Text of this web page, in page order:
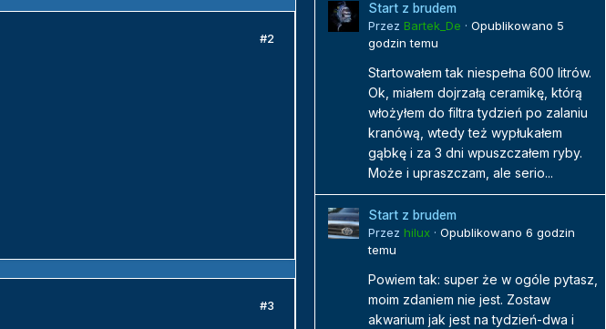
#2
#3
Start z brudem
Przez Bartek_De · Opublikowano 5
godzin temu
Startowałem tak niespełna 600 litrów.
Ok, miałem dojrzałą ceramikę, którą
włożyłem do filtra tydzień po zalaniu
kranówą, wtedy też wypłukałem
gąbkę i za 3 dni wpuszczałem ryby.
Może i upraszczam, ale serio...
Start z brudem
Przez hilux · Opublikowano 6 godzin
temu
Powiem tak: super że w ogóle pytasz,
moim zdaniem nie jest. Zostaw
akwarium jak jest na tydzień-dwa i